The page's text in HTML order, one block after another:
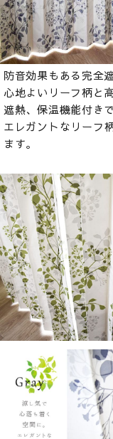
防音効果もある完全
心地よいリーフ柄と
遮熱、保温機能付き
エレガントなリーフ
ます。